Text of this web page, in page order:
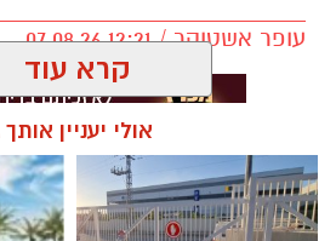
עופר אשטוקר / 12:21 07.08.26
תגים:אליצור יבנה, דורון ג'מצ'י
קרא עוד
אולי יעניין